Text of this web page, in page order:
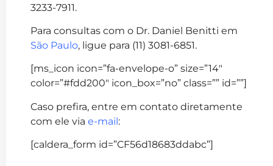
3233-7911.
Para consultas com o Dr. Daniel Benitti em
São Paulo, ligue para (11) 3081-6851.
[ms_icon icon=”fa-envelope-o” size=”14″
color=”#fdd200″ icon_box=”no” class=”” id=””]
Caso prefira, entre em contato diretamente
com ele via e-mail:
[caldera_form id=”CF56d18683ddabc”]